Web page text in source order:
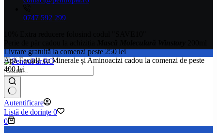
0747 592 299
Livrare gratuită la comenzi peste 250 lei
Apă Facială cu Minerale și Aminoacizi cadou la comenzi de peste
400 lei
Niciun
rezultat
Autentificare
Listă de dorințe 0
Coș
0